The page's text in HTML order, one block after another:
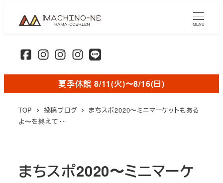
ン
MENU
夏季休館 8/11(火)〜8/16(日)
TOP 投稿ブログ
まちスポ2020〜ミニマーケットもある
よ〜を終えて・・
まちスポ2020〜ミニマーケ